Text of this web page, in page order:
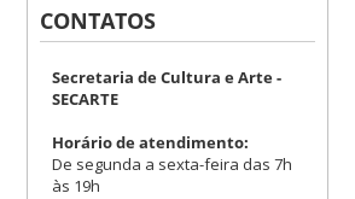
CONTATOS
Secretaria de Cultura e Arte -
SECARTE
Horário de atendimento:
De segunda a sexta-feira das 7h
às 19h